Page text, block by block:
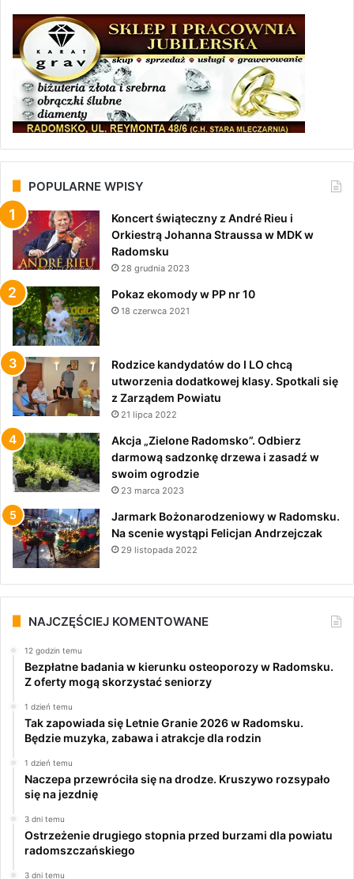
POPULARNE WPISY
Koncert świąteczny z André Rieu i
Orkiestrą Johanna Straussa w MDK w
Radomsku
28 grudnia 2023
Pokaz ekomody w PP nr 10
18 czerwca 2021
Rodzice kandydatów do I LO chcą
utworzenia dodatkowej klasy. Spotkali się
z Zarządem Powiatu
21 lipca 2022
Akcja „Zielone Radomsko”. Odbierz
darmową sadzonkę drzewa i zasadź w
swoim ogrodzie
23 marca 2023
Jarmark Bożonarodzeniowy w Radomsku.
Na scenie wystąpi Felicjan Andrzejczak
29 listopada 2022
NAJCZĘŚCIEJ KOMENTOWANE
12 godzin temu
Bezpłatne badania w kierunku osteoporozy w Radomsku.
Z oferty mogą skorzystać seniorzy
1 dzień temu
Tak zapowiada się Letnie Granie 2026 w Radomsku.
Będzie muzyka, zabawa i atrakcje dla rodzin
1 dzień temu
Naczepa przewróciła się na drodze. Kruszywo rozsypało
się na jezdnię
3 dni temu
Ostrzeżenie drugiego stopnia przed burzami dla powiatu
radomszczańskiego
3 dni temu